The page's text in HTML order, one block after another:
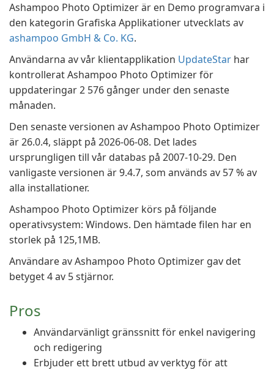
Ashampoo Photo Optimizer är en Demo programvara i
den kategorin Grafiska Applikationer utvecklats av
ashampoo GmbH & Co. KG.
Användarna av vår klientapplikation UpdateStar har
kontrollerat Ashampoo Photo Optimizer för
uppdateringar 2 576 gånger under den senaste
månaden.
Den senaste versionen av Ashampoo Photo Optimizer
är 26.0.4, släppt på 2026-06-08. Det lades
ursprungligen till vår databas på 2007-10-29. Den
vanligaste versionen är 9.4.7, som används av 57 % av
alla installationer.
Ashampoo Photo Optimizer körs på följande
operativsystem: Windows. Den hämtade filen har en
storlek på 125,1MB.
Användare av Ashampoo Photo Optimizer gav det
betyget 4 av 5 stjärnor.
Pros
Användarvänligt gränssnitt för enkel navigering
och redigering
Erbjuder ett brett utbud av verktyg för att